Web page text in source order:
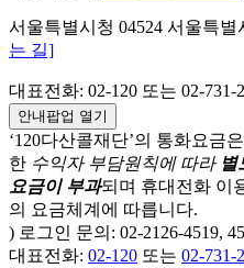
서울특별시청 04524 서울특별
는 길]
대표전화: 02-120 또는 02-
안내팝업 열기
‘120다산콜재단’의 통화요금
한 수익자 부담원칙에 따라 별
요금이 부과되며 휴대전화 이
의 요금체계에 따릅니다.
) 로그인 문의: 02-2126-4519,
대표전화: 02-120 또는 02-731-